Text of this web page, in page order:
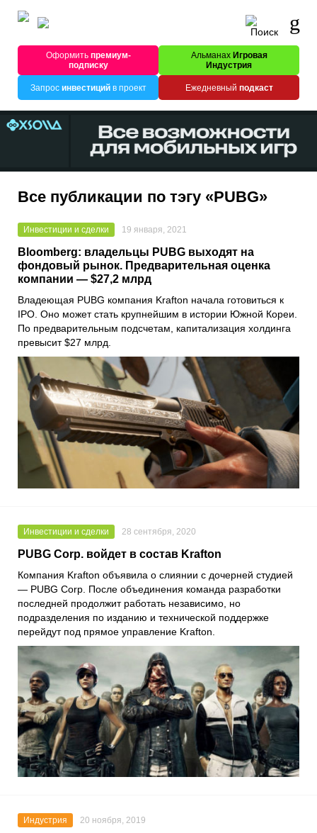
Оформитьпремиум-
подписку
Альманах Игровая
Индустрия
Запрос инвестицийв проект Ежедневный подкаст
Все публикации по тэгу «PUBG»
Инвестиции и сделки 19 января, 2021
Bloomberg: владельцы PUBG выходят на
фондовый рынок. Предварительная оценка
компании — $27,2 млрд
Владеющая PUBG компания Krafton начала готовиться к
IPO. Оно может стать крупнейшим в истории Южной Кореи.
По предварительным подсчетам, капитализация холдинга
превысит $27 млрд.
Инвестиции и сделки 28 сентября, 2020
PUBG Corp. войдет в состав Krafton
Компания Krafton объявила о слиянии с дочерней студией
— PUBG Corp . После объединения команда разработки
последней продолжит работать независимо, но
подразделения по изданию и технической поддержке
перейдут под прямое управление Krafton.
Индустрия 20 ноября, 2019